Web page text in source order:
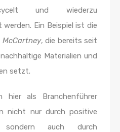
und wiederzu
Ein Beispiel ist die
McCartney, die bereits seit
Materialien und
setzt.
hier als Branchenführer
nicht nur durch positive
sondern auch durch